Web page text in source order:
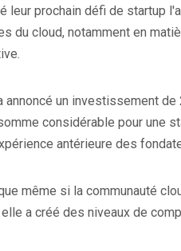
leur prochain défi de startup
du cloud, notamment en
annoncé un investissement
considérable pour une
antérieure des
même si la communauté
a créé des niveaux de